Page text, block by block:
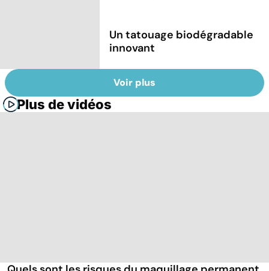
Un tatouage biodégradable
innovant
Voir plus
Plus de vidéos